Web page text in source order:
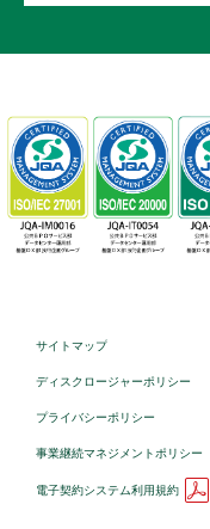
サイトマップ
ディスクロージャーポリシー
プライバシーポリシー
事業継続マネジメントポリシー
電子契約システム利用規約